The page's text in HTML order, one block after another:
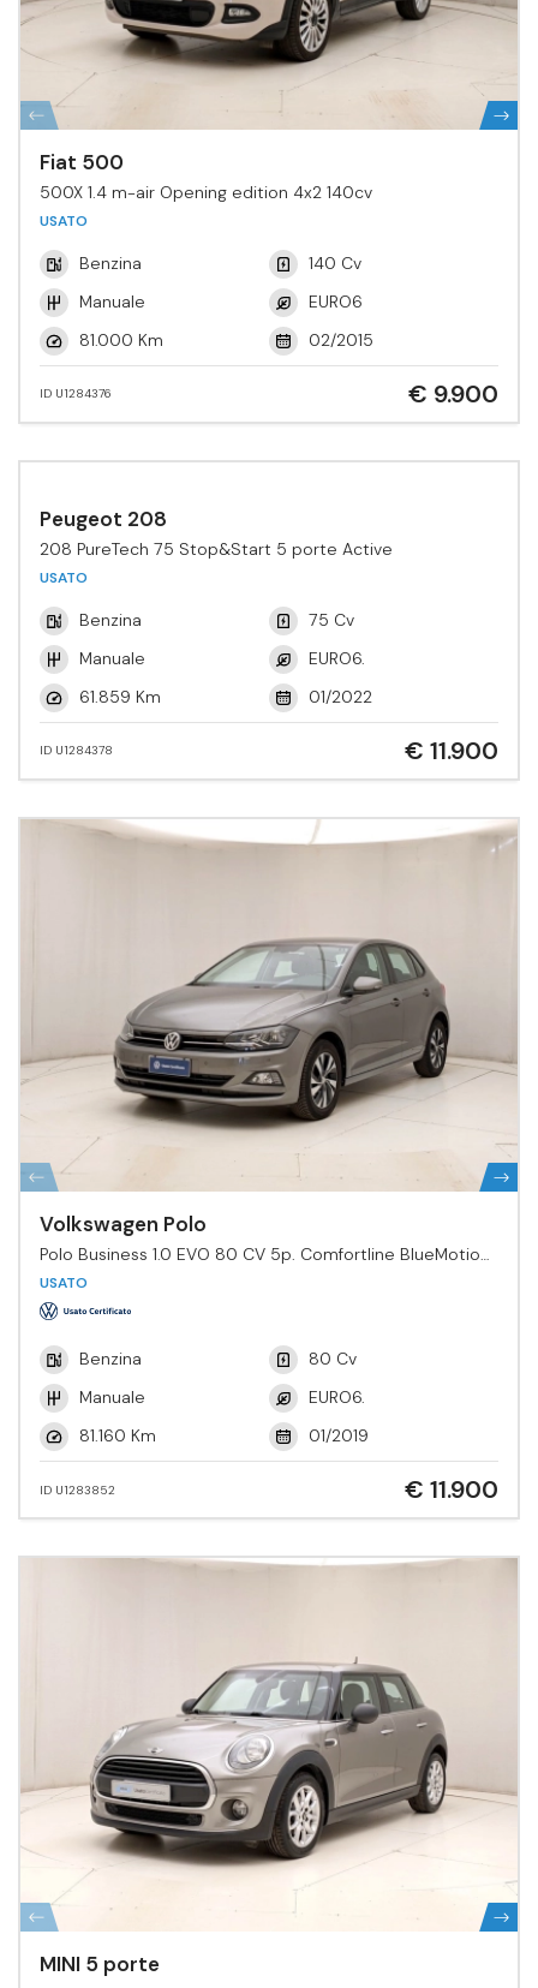
Fiat 500
500X 1.4 m-air Opening edition 4x2 140cv
USATO
Benzina
140 Cv
Manuale
EURO6
81.000 Km
02/2015
ID U1284376 € 9.900
Peugeot 208
208 PureTech 75 Stop&Start 5 porte Active
USATO
Benzina
75 Cv
Manuale
EURO6.
61.859 Km
01/2022
ID U1284378 € 11.900
Volkswagen Polo
Polo Business 1.0 EVO 80 CV 5p. Comfortline BlueMotion
Tech.
USATO
Benzina
80 Cv
Manuale
EURO6.
81.160 Km
01/2019
ID U1283852 € 11.900
MINI 5 porte